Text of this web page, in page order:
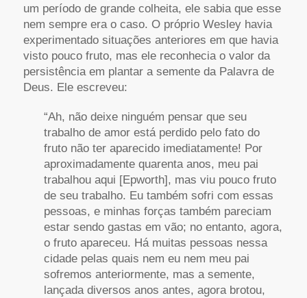
um período de grande colheita, ele sabia que esse
nem sempre era o caso. O próprio Wesley havia
experimentado situações anteriores em que havia
visto pouco fruto, mas ele reconhecia o valor da
persistência em plantar a semente da Palavra de
Deus. Ele escreveu:
“Ah, não deixe ninguém pensar que seu
trabalho de amor está perdido pelo fato do
fruto não ter aparecido imediatamente! Por
aproximadamente quarenta anos, meu pai
trabalhou aqui [Epworth], mas viu pouco fruto
de seu trabalho. Eu também sofri com essas
pessoas, e minhas forças também pareciam
estar sendo gastas em vão; no entanto, agora,
o fruto apareceu. Há muitas pessoas nessa
cidade pelas quais nem eu nem meu pai
sofremos anteriormente, mas a semente,
lançada diversos anos antes, agora brotou,